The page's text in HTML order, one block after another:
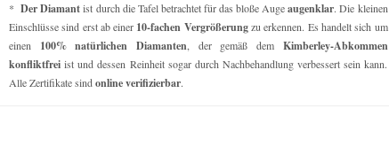
*Der Diamantist durch die Tafel betrachtet für das bloße Augeaugenklar. Die kleinen
Einschlüsse sind erst ab einer 10-fachen Vergrößerungzu erkennen. Es handelt sich um
einen 100% natürlichen Diamanten , der gemäß dem Kimberley-Abkommen
konfliktfrei ist und dessen Reinheit sogar durch Nachbehandlung verbessert sein kann.
Alle Zertifikate sindonline verifizierbar.